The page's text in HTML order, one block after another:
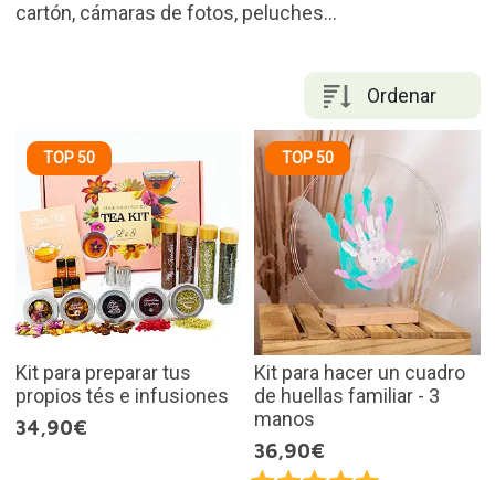
cartón, cámaras de fotos, peluches…
Ordenar
TOP 50
Kit para preparar tus
propios tés e infusiones
34,90€
TOP 50
Kit para hacer un cuadro
de huellas familiar - 3
manos
36,90€